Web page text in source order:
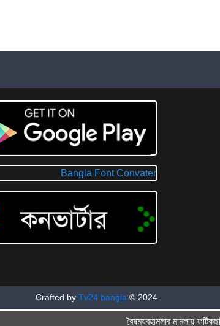
Crafted by Tv24 bangla © 2024
বৈষম্যবহামলার মামলায়